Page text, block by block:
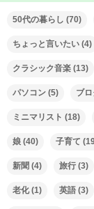
50代の暮らし (70)
ちょっと言いたい (4)
クラシック音楽 (13)
パソコン (5) ブ
ミニマリスト (18)
娘 (40) 子育て
新聞 (4) 旅行 (3)
老化(1) 英語 (3)